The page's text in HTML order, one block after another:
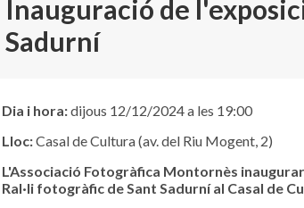
Inauguració de
Sadurní
Dia i hora:dijous 12/12/2024 a les 19:00
Lloc:Casal de Cultura (av. del Riu Mogent, 2)
L'Associació Fotogràfica Montornès
Ral·li fotogràfic de Sant Sadurní al Casal de